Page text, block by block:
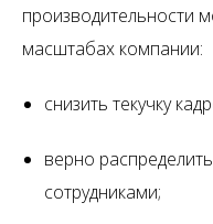
производительности
масштабах компании:
снизить текучку
верно
сотрудниками;